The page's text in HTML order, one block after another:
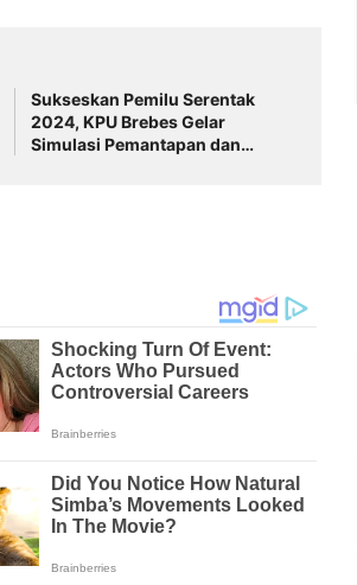
Sukseskan Pemilu Serentak
2024, KPU Brebes Gelar
Simulasi Pemantapan dan